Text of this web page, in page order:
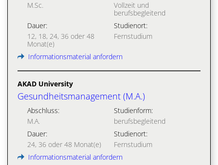
M.Sc.
Vollzeit und
berufsbegleitend
Dauer:
12, 18, 24, 36 oder 48
Monat(e)
Studienort:
Fernstudium
Informationsmaterial anfordern
AKAD University
Gesundheitsmanagement (M.A.)
Abschluss:
M.A.
Studienform:
berufsbegleitend
Dauer:
24, 36 oder 48 Monat(e)
Studienort:
Fernstudium
Informationsmaterial anfordern